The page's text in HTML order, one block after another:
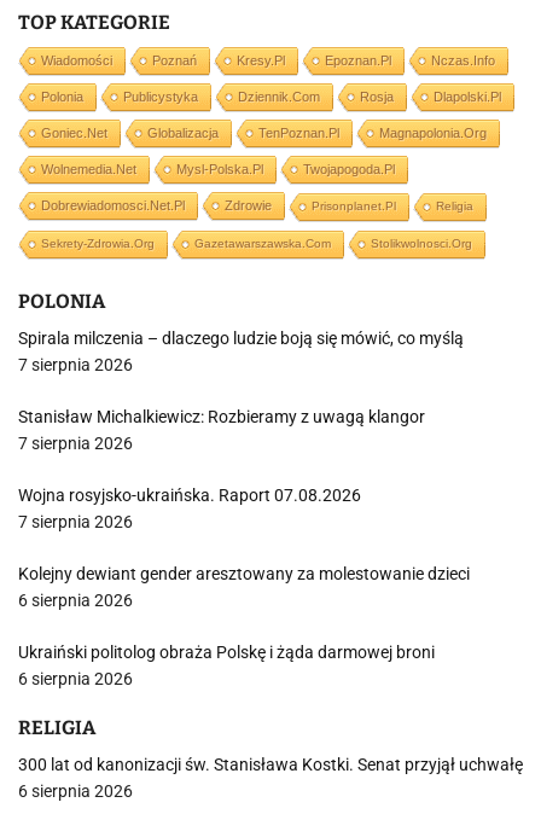
TOP KATEGORIE
Wiadomości Poznań Kresy.pl Epoznan.pl Nczas.info
Polonia Publicystyka Dziennik.com Rosja Dlapolski.pl
Goniec.net Globalizacja TenPoznan.pl Magnapolonia.org
Wolnemedia.net Mysl-Polska.pl Twojapogoda.pl
Dobrewiadomosci.net.pl Zdrowie Prisonplanet.pl Religia
Sekrety-Zdrowia.org Gazetawarszawska.com Stolikwolnosci.org
POLONIA
Spirala milczenia – dlaczego ludzie boją się mówić, co myślą
7 sierpnia 2026
Stanisław Michalkiewicz: Rozbieramy z uwagą klangor
7 sierpnia 2026
Wojna rosyjsko-ukraińska. Raport 07.08.2026
7 sierpnia 2026
Kolejny dewiant gender aresztowany za molestowanie dzieci
6 sierpnia 2026
Ukraiński politolog obraża Polskę i żąda darmowej broni
6 sierpnia 2026
RELIGIA
300 lat od kanonizacji św. Stanisława Kostki. Senat przyjął uchwałę
6 sierpnia 2026